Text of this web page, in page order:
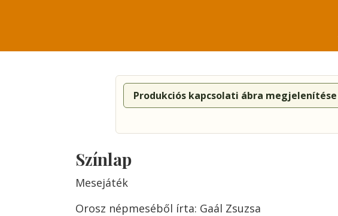
Produkciós kapcsolati ábra megjelenítése
Színlap
Mesejáték
Orosz népmeséből írta: Gaál Zsuzsa